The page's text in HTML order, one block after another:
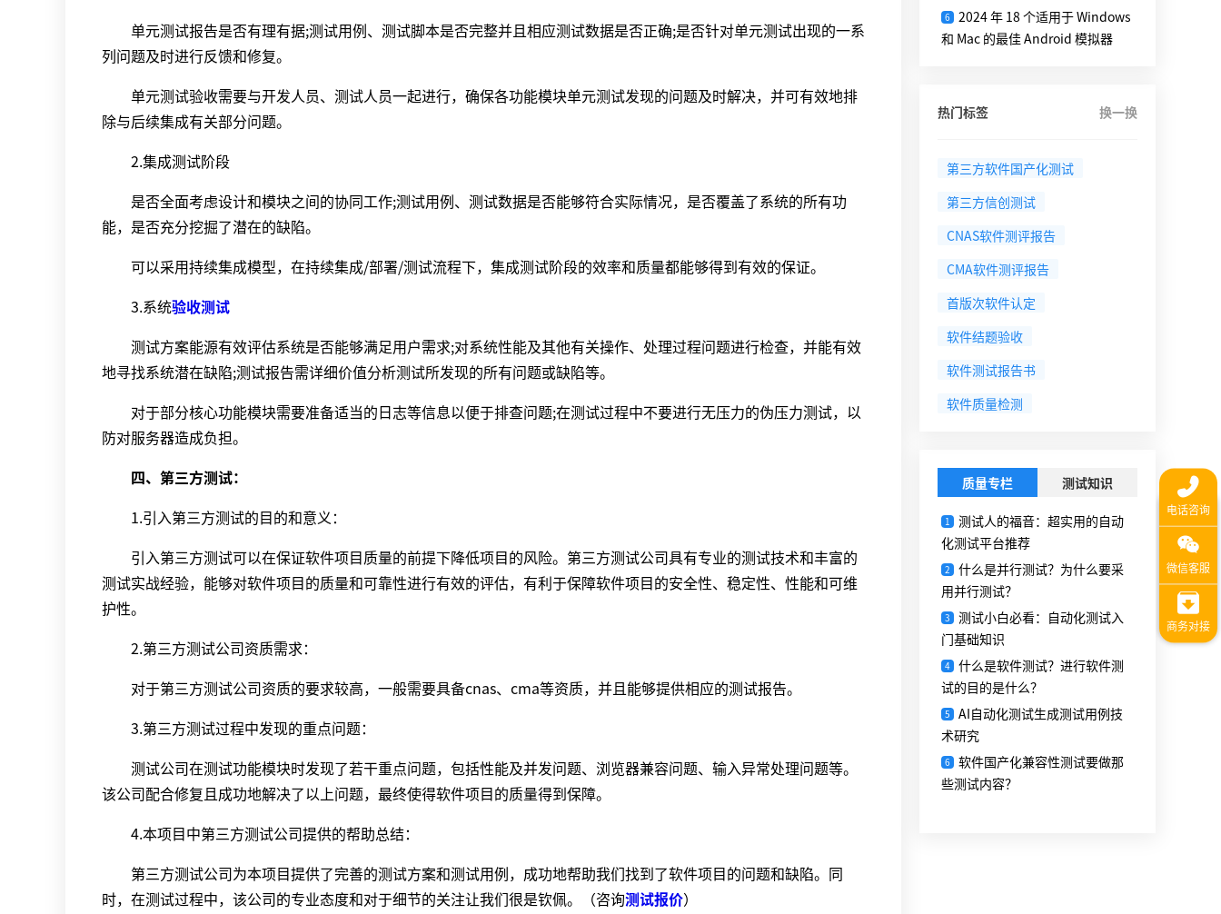
单元测试报告是否有理有据;测试用例、测试脚本是否完整并且相应测试数据是否正确;是否针对单元测试出现的一系
列问题及时进行反馈和修复。
单元测试验收需要与开发人员、测试人员一起进行，确保各功能模块单元测试发现的问题及时解决，并可有效地排
除与后续集成有关部分问题。
2.集成测试阶段
是否全面考虑设计和模块之间的协同工作;测试用例、测试数据是否能够符合实际情况，是否覆盖了系统的所有功
能，是否充分挖掘了潜在的缺陷。
可以采用持续集成模型，在持续集成/部署/测试流程下，集成测试阶段的效率和质量都能够得到有效的保证。
3.系统验收测试
测试方案能源有效评估系统是否能够满足用户需求;对系统性能及其他有关操作、处理过程问题进行检查，并能有效
地寻找系统潜在缺陷;测试报告需详细价值分析测试所发现的所有问题或缺陷等。
对于部分核心功能模块需要准备适当的日志等信息以便于排查问题;在测试过程中不要进行无压力的伪压力测试，以
防对服务器造成负担。
四、第三方测试：
1.引入第三方测试的目的和意义：
引入第三方测试可以在保证软件项目质量的前提下降低项目的风险。第三方测试公司具有专业的测试技术和丰富的
测试实战经验，能够对软件项目的质量和可靠性进行有效的评估，有利于保障软件项目的安全性、稳定性、性能和可维
护性。
2.第三方测试公司资质需求：
对于第三方测试公司资质的要求较高，一般需要具备cnas、cma等资质，并且能够提供相应的测试报告。
3.第三方测试过程中发现的重点问题：
测试公司在测试功能模块时发现了若干重点问题，包括性能及并发问题、浏览器兼容问题、输入异常处理问题等。
该公司配合修复且成功地解决了以上问题，最终使得软件项目的质量得到保障。
4.本项目中第三方测试公司提供的帮助总结：
第三方测试公司为本项目提供了完善的测试方案和测试用例，成功地帮助我们找到了软件项目的问题和缺陷。同
时，在测试过程中，该公司的专业态度和对于细节的关注让我们很是钦佩。（咨询测试报价）
6
2024 年 18 个适用于 Windows
和 Mac 的最佳 Android 模拟器
热门标签 换一换
第三方软件国产化测试
第三方信创测试
CNAS软件测评报告
CMA软件测评报告
首版次软件认定
软件结题验收
软件测试报告书
软件质量检测
质量专栏 测试知识
1
测试人的福音：超实用的自动
化测试平台推荐
2
什么是并行测试？为什么要采
用并行测试？
3
测试小白必看：自动化测试入
门基础知识
4 什么是软件测试？进行软件测
试的目的是什么？
5
AI自动化测试生成测试用例技
术研究
6
软件国产化兼容性测试要做那
些测试内容？